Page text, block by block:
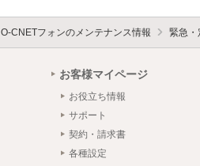
O-CNETフォンのメンテナンス情報 緊急・
お客様マイページ
お役立ち情報
サポート
契約・請求書
各種設定